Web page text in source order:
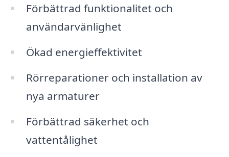
Förbättrad funktionalitet och
användarvänlighet
Ökad energieffektivitet
Rörreparationer och installation av
nya armaturer
Förbättrad säkerhet och
vattentålighet